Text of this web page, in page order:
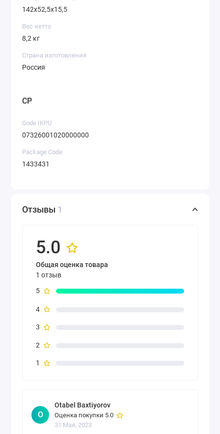
142х52,5х15,5
Вес нетто
8,2 кг
Страна изготовления
Россия
CP
Code IKPU
07326001020000000
Package Code
1433431
Отзывы 1
5.0
Общая оценка товара
1 отзыв
5
4
3
2
1
O
Otabel Baxtiyorov
Оценка покупки 5.0
31 Мая, 2023